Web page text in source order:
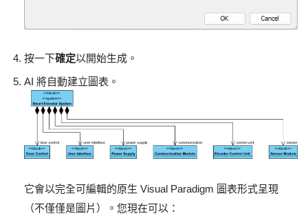
按一下確定以開始生成。
AI 將自動建立圖表。
它會以完全可編輯的原生 Visual Paradigm 圖表形式呈現
（不僅僅是圖片）。您現在可以：